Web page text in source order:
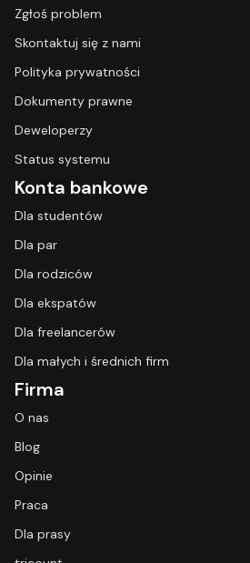
Zgłoś problem
Skontaktuj się z nami
Polityka prywatności
Dokumenty prawne
Deweloperzy
Status systemu
Konta bankowe
Dla studentów
Dla par
Dla rodziców
Dla ekspatów
Dla freelancerów
Dla małych i średnich firm
Firma
O nas
Blog
Opinie
Praca
Dla prasy